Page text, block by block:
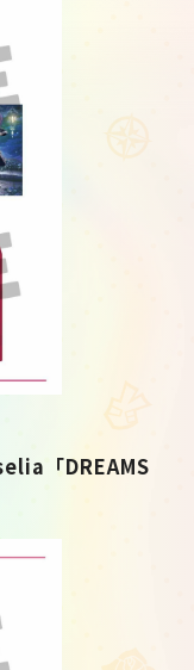
「DREAMS